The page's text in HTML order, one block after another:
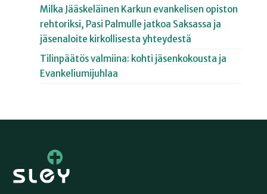
Milka Jääskeläinen Karkun evankelisen opiston
rehtoriksi, Pasi Palmulle jatkoa Saksassa ja
jäsenaloite kirkollisesta yhteydestä
Tilinpäätös valmiina: kohti jäsenkokousta ja
Evankeliumijuhlaa